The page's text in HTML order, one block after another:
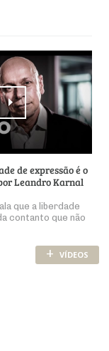
de expressão é o
Leandro Karnal
que a liberdade
contanto que não
+ VÍDEOS